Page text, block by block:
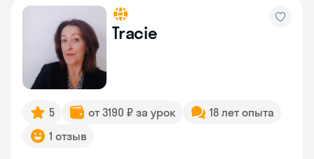
Tracie
5 от 3190 ₽ за урок
18 лет опыта
1 отзыв